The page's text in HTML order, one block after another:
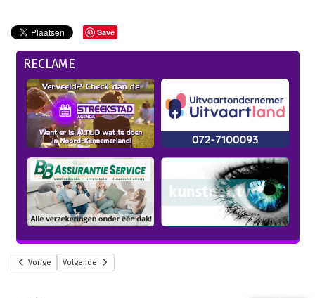
Save
RECLAME
Vorige Volgende